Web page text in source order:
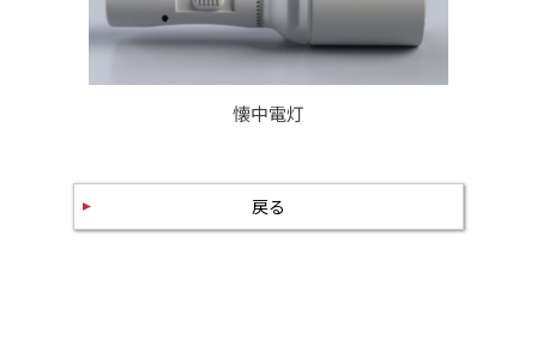
懐中電灯
戻る